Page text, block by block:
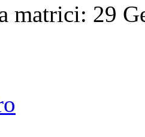
matrici: 29